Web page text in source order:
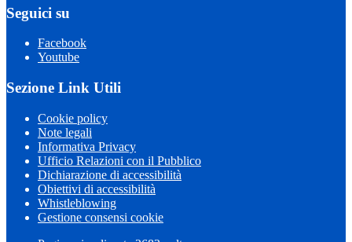
Seguici su
Facebook
Youtube
Sezione Link Utili
Cookie policy
Note legali
Informativa Privacy
Ufficio Relazioni con il Pubblico
Dichiarazione di accessibilità
Obiettivi di accessibilità
Whistleblowing
Gestione consensi cookie